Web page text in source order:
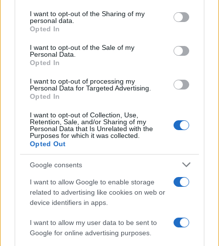
not limited to your visit or usage behaviour. You may click to
grant or deny consent to Google and its third-party tags to
use your data for below specified purposes in below Google
consent section.
I want to opt-out of the Sharing of my
personal data.
Opted In
I want to opt-out of the Sale of my
Personal Data.
Opted In
I want to opt-out of processing my
Personal Data for Targeted Advertising.
Opted In
I want to opt-out of Collection, Use,
Retention, Sale, and/or Sharing of my
Personal Data that Is Unrelated with the
Purposes for which it was collected.
Opted Out
Google consents
I want to allow Google to enable storage
related to advertising like cookies on web or
device identifiers in apps.
I want to allow my user data to be sent to
Google for online advertising purposes.
Dove si terrà Vogue World nel 2027: la scelta di San
Francisco
LIFESTYLE